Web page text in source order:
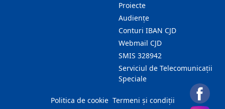
Proiecte
Audienţe
Conturi IBAN CJD
Webmail CJD
SMIS 328942
Serviciul de Telecomunicații
Speciale
Politica de cookie Termeni și condiții